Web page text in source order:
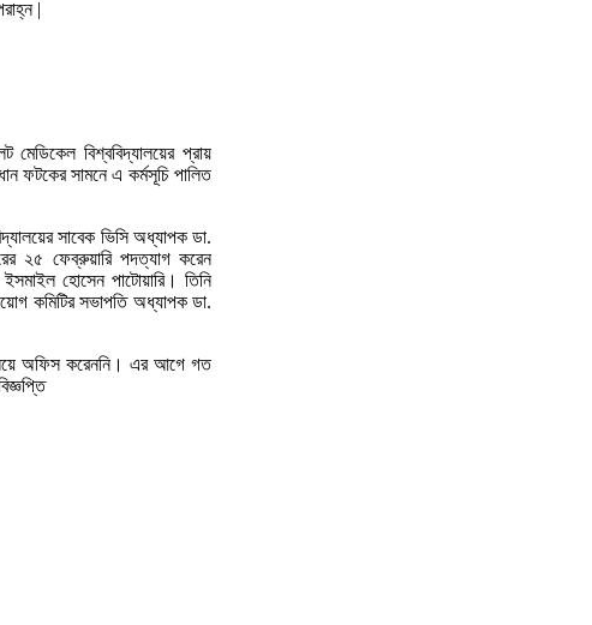
|
মেডিকেল বিশ্ববিদ্যালয়ের প্রায়
ফটকের সামনে এ কর্মসূচি পালিত
সাবেক ভিসি অধ্যাপক ডা.
২৫ ফেব্রুয়ারি পদত্যাগ করেন
হোসেন পাটোয়ারি। তিনি
কমিটির সভাপতি অধ্যাপক ডা.
অফিস করেননি। এর আগে গত